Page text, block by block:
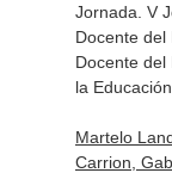
Jornada. V
Docente
Docente
la
Martelo
Carrion,